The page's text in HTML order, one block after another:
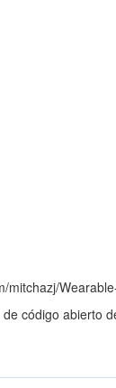
mitchazj/
código abierto